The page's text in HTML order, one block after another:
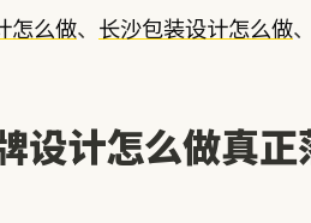
怎么做、 长沙包装设计怎么做、
设计怎么做真